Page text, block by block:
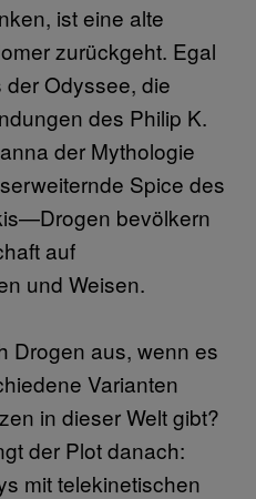
ist eine alte
zurückgeht. Egal
Odyssee, die
des Philip K.
der Mythologie
Spice des
bevölkern
auf
und Weisen.
Drogen aus, wenn es
Varianten
in dieser Welt gibt?
der Plot danach:
mit telekinetischen